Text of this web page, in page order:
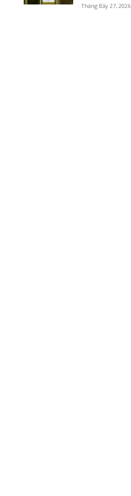
Tháng Bảy 27, 2026